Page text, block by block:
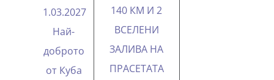
1.03.2027
Най-
доброто
от Куба
140 КМ И 2
ВСЕЛЕНИ
ЗАЛИВА НА
ПРАСЕТАТА